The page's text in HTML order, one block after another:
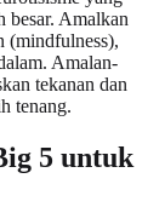
besar. Amalkan
(mindfulness),
Amalan-
tekanan dan
tenang.
5 untuk